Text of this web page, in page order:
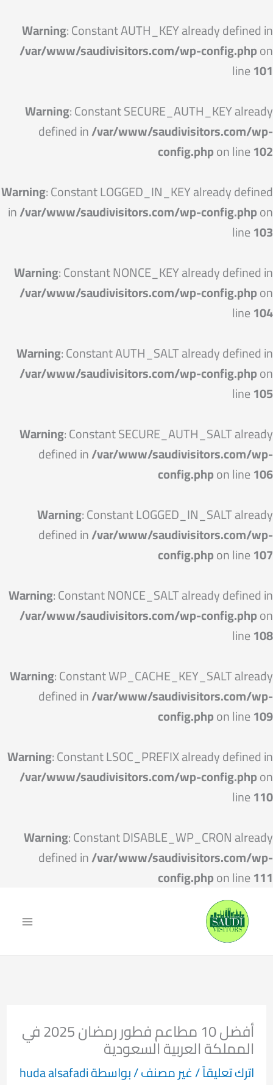
Warning: Constant AUTH_KEY already defined in
/var/www/saudivisitors.com/wp-config.phpon
line101
Warning: Constant SECURE_AUTH_KEY already
defined in/var/www/saudivisitors.com/wp-
config.phpon line102
Warning: Constant LOGGED_IN_KEY already defined
in/var/www/saudivisitors.com/wp-config.phpon
line103
Warning: Constant NONCE_KEY already defined in
/var/www/saudivisitors.com/wp-config.phpon
line104
Warning: Constant AUTH_SALT already defined in
/var/www/saudivisitors.com/wp-config.phpon
line105
Warning: Constant SECURE_AUTH_SALT already
defined in/var/www/saudivisitors.com/wp-
config.phpon line106
Warning: Constant LOGGED_IN_SALT already
defined in/var/www/saudivisitors.com/wp-
config.phpon line107
Warning: Constant NONCE_SALT already defined in
/var/www/saudivisitors.com/wp-config.phpon
line108
Warning: Constant WP_CACHE_KEY_SALT already
defined in/var/www/saudivisitors.com/wp-
config.phpon line109
Warning: Constant LSOC_PREFIX already defined in
/var/www/saudivisitors.com/wp-config.phpon
line110
Warning: Constant DISABLE_WP_CRON already
defined in/var/www/saudivisitors.com/wp-
config.phpon line111
إلى
المحتوى
أفضل 10 مطاعم فطور رمضان 2025 في
المملكة العربية السعودية
اترك تعليقاً/غير مصنف/ بواسطةhuda alsafadi